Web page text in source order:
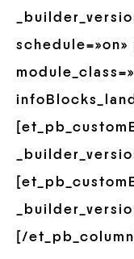
schedule=»on»
[/